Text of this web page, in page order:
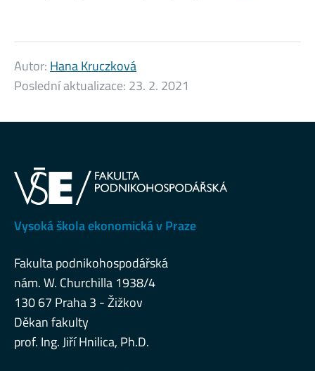
Autor: Hana Kruczková
Poslední aktualizace: 23. 2. 2021
Vysoká škola ekonomická v Praze
Fakulta podnikohospodářská
nám. W. Churchilla 1938/4
130 67 Praha 3 - Žižkov
Děkan fakulty
prof. Ing. Jiří Hnilica, Ph.D.